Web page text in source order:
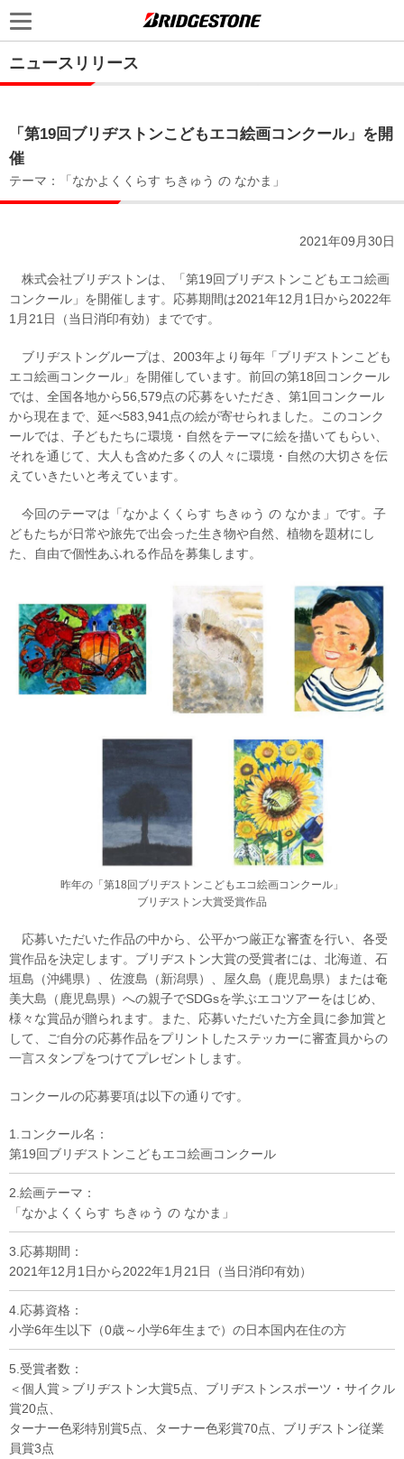
ニュースリリース
「第19回ブリヂストンこどもエコ絵画コンクール」を開
催
テーマ：「なかよくくらす ちきゅう の なかま」
2021年09月30日
株式会社ブリヂストンは、「第19回ブリヂストンこどもエコ絵画
コンクール」を開催します。応募期間は2021年12月1日から2022年
1月21日（当日消印有効）までです。
ブリヂストングループは、2003年より毎年「ブリヂストンこども
エコ絵画コンクール」を開催しています。前回の第18回コンクール
では、全国各地から56,579点の応募をいただき、第1回コンクール
から現在まで、延べ583,941点の絵が寄せられました。このコンク
ールでは、子どもたちに環境・自然をテーマに絵を描いてもらい、
それを通じて、大人も含めた多くの人々に環境・自然の大切さを伝
えていきたいと考えています。
今回のテーマは「なかよくくらす ちきゅう の なかま」です。子
どもたちが日常や旅先で出会った生き物や自然、植物を題材にし
た、自由で個性あふれる作品を募集します。
昨年の「第18回ブリヂストンこどもエコ絵画コンクール」
ブリヂストン大賞受賞作品
応募いただいた作品の中から、公平かつ厳正な審査を行い、各受
賞作品を決定します。ブリヂストン大賞の受賞者には、北海道、石
垣島（沖縄県）、佐渡島（新潟県）、屋久島（鹿児島県）または奄
美大島（鹿児島県）への親子でSDGsを学ぶエコツアーをはじめ、
様々な賞品が贈られます。また、応募いただいた方全員に参加賞と
して、ご自分の応募作品をプリントしたステッカーに審査員からの
一言スタンプをつけてプレゼントします。
コンクールの応募要項は以下の通りです。
1.コンクール名：
第19回ブリヂストンこどもエコ絵画コンクール
2.絵画テーマ：
「なかよくくらす ちきゅう の なかま」
3.応募期間：
2021年12月1日から2022年1月21日（当日消印有効）
4.応募資格：
小学6年生以下（0歳～小学6年生まで）の日本国内在住の方
5.受賞者数：
＜個人賞＞ブリヂストン大賞5点、ブリヂストンスポーツ・サイクル
賞20点、
ターナー色彩特別賞5点、ターナー色彩賞70点、ブリヂストン従業
員賞3点